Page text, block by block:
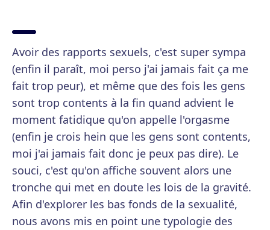
Avoir des rapports sexuels, c'est super sympa
(enfin il paraît, moi perso j'ai jamais fait ça me
fait trop peur), et même que des fois les gens
sont trop contents à la fin quand advient le
moment fatidique qu'on appelle l'orgasme
(enfin je crois hein que les gens sont contents,
moi j'ai jamais fait donc je peux pas dire). Le
souci, c'est qu'on affiche souvent alors une
tronche qui met en doute les lois de la gravité.
Afin d'explorer les bas fonds de la sexualité,
nous avons mis en point une typologie des